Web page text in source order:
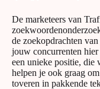
De marketeers van
de zoekopdrachten
jouw concurrenten
een unieke positie, die
helpen je ook graag
toveren in pakkende